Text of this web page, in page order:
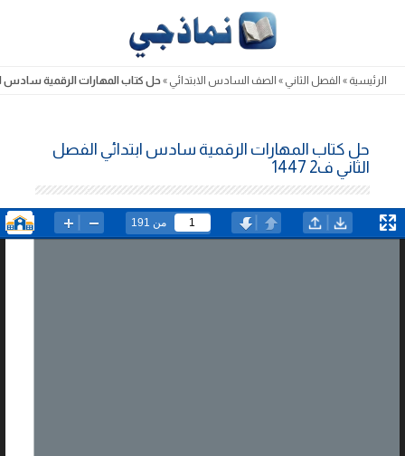
Skip
to
content
الرئيسية » الفصل الثاني » الصف السادس الابتدائي »حل كتاب المهارات الرقمية سادس
حل كتاب المهارات الرقمية سادس ابتدائي الفصل
الثاني ف2 1447